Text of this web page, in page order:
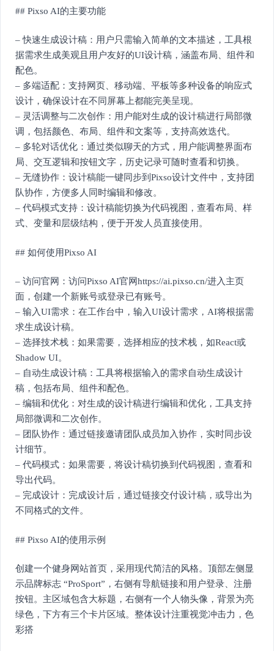
## Pixso AI的主要功能
– 快速生成设计稿：用户只需输入简单的文本描述，工具根
据需求生成美观且用户友好的UI设计稿，涵盖布局、组件和
配色。
– 多端适配：支持网页、移动端、平板等多种设备的响应式
设计，确保设计在不同屏幕上都能完美呈现。
– 灵活调整与二次创作：用户能对生成的设计稿进行局部微
调，包括颜色、布局、组件和文案等，支持高效迭代。
– 多轮对话优化：通过类似聊天的方式，用户能调整界面布
局、交互逻辑和按钮文字，历史记录可随时查看和切换。
– 无缝协作：设计稿能一键同步到Pixso设计文件中，支持团
队协作，方便多人同时编辑和修改。
– 代码模式支持：设计稿能切换为代码视图，查看布局、样
式、变量和层级结构，便于开发人员直接使用。
## 如何使用Pixso AI
– 访问官网：访问Pixso AI官网https://ai.pixso.cn/进入主页
面，创建一个新账号或登录已有账号。
– 输入UI需求：在工作台中，输入UI设计需求，AI将根据需
求生成设计稿。
– 选择技术栈：如果需要，选择相应的技术栈，如React或
Shadow UI。
– 自动生成设计稿：工具将根据输入的需求自动生成设计
稿，包括布局、组件和配色。
– 编辑和优化：对生成的设计稿进行编辑和优化，工具支持
局部微调和二次创作。
– 团队协作：通过链接邀请团队成员加入协作，实时同步设
计细节。
– 代码模式：如果需要，将设计稿切换到代码视图，查看和
导出代码。
– 完成设计：完成设计后，通过链接交付设计稿，或导出为
不同格式的文件。
## Pixso AI的使用示例
创建一个健身网站首页，采用现代简洁的风格。顶部左侧显
示品牌标志 “ProSport”，右侧有导航链接和用户登录、注册
按钮。主区域包含大标题，右侧有一个人物头像，背景为亮
绿色，下方有三个卡片区域。整体设计注重视觉冲击力，色
彩搭